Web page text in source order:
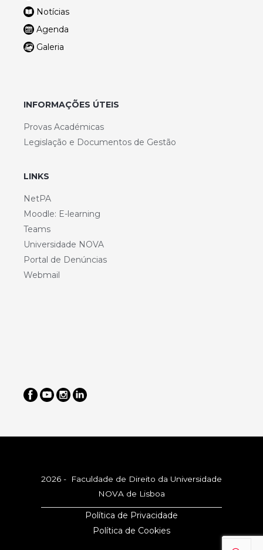
Notícias
Agenda
Galeria
INFORMAÇÕES ÚTEIS
Provas Académicas
Legislação e Documentos de Gestão
LINKS
NetPA
Moodle: E-learning
Teams
Universidade NOVA
Portal de Denúncias
Webmail
2026 - Faculdade de Direito da Universidade
NOVA de Lisboa
Política de Privacidade
Política de Cookies